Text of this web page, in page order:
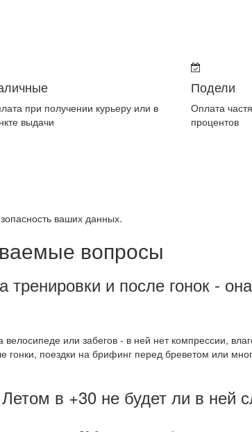
при получении курьеру или в
выдачи
Подели
Оплата
процентов
ваших данных.
вопросы
тренировки и после гонок -
или забегов - в ней нет компрессии,
гонки, поездки на брифинг перед бреветом или
в +30 не будет ли в ней